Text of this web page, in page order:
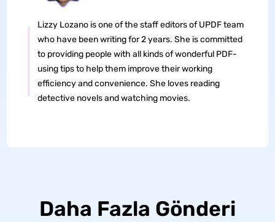
Lizzy Lozano is one of the staff editors of UPDF team
who have been writing for 2 years. She is committed
to providing people with all kinds of wonderful PDF-
using tips to help them improve their working
efficiency and convenience. She loves reading
detective novels and watching movies.
Daha Fazla Gönderi